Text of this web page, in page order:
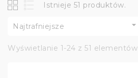
Istnieje 51 produktów.
Najtrafniejsze 
Wyświetlanie 1-24 z 51 elementów